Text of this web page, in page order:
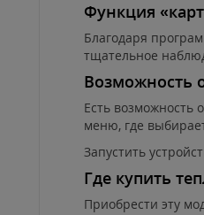
Функция
Благодаря
тщательное
Возможность
Есть возможность
меню, где
Запустить
Где купить
Приобрести эту